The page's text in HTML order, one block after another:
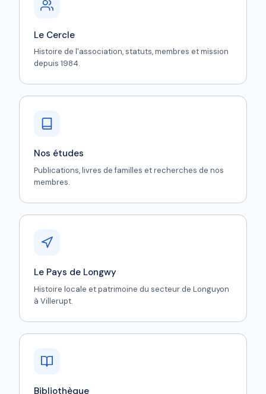
Le Cercle
Histoire de l'association, statuts, membres et mission
depuis 1984.
Nos études
Publications, livres de familles et recherches de nos
membres.
Le Pays de Longwy
Histoire locale et patrimoine du secteur de Longuyon
à Villerupt.
Bibliothèque